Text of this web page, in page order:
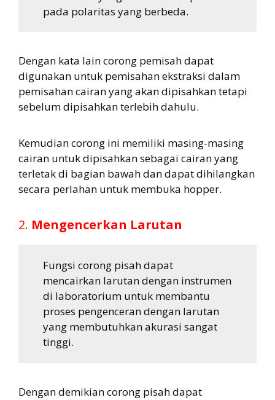
pada polaritas yang berbeda.
Dengan kata lain corong pemisah dapat
digunakan untuk pemisahan ekstraksi dalam
pemisahan cairan yang akan dipisahkan tetapi
sebelum dipisahkan terlebih dahulu.
Kemudian corong ini memiliki masing-masing
cairan untuk dipisahkan sebagai cairan yang
terletak di bagian bawah dan dapat dihilangkan
secara perlahan untuk membuka hopper.
2. Mengencerkan Larutan
Fungsi corong pisah dapat
mencairkan larutan dengan instrumen
di laboratorium untuk membantu
proses pengenceran dengan larutan
yang membutuhkan akurasi sangat
tinggi.
Dengan demikian corong pisah dapat